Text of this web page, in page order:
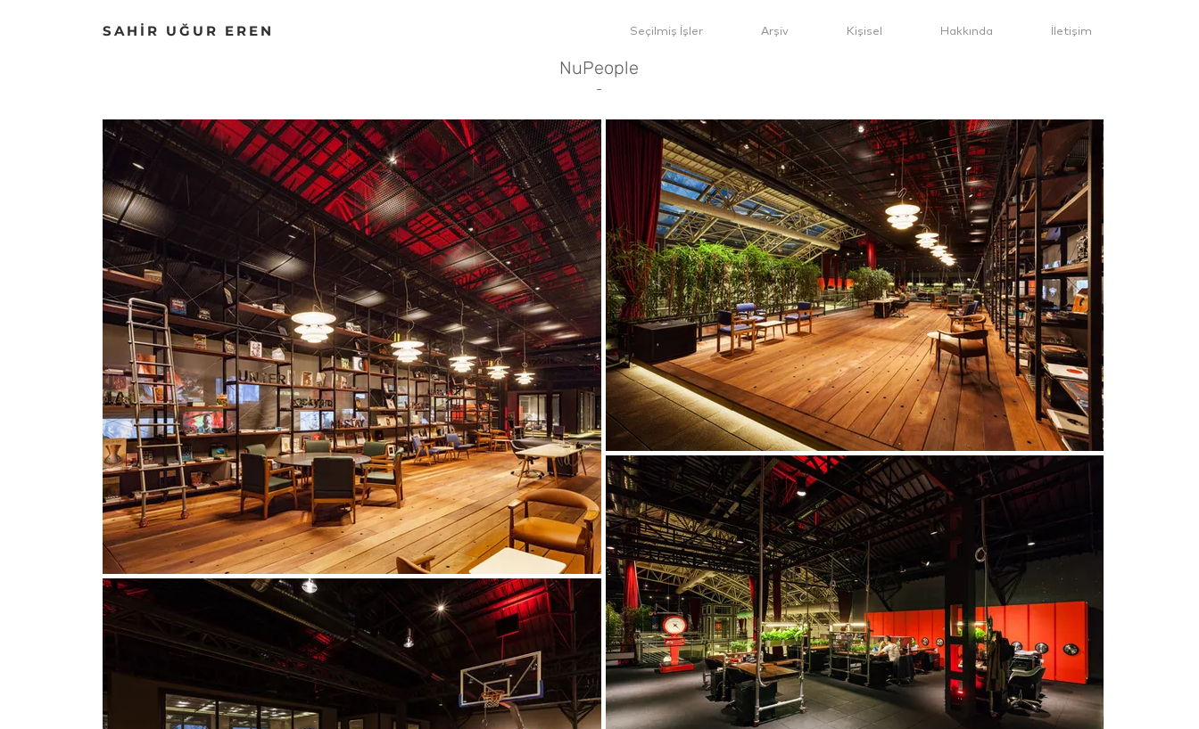
SAHİR UĞUR EREN Seçilmiş İşler Arşiv Kişisel Hakkında İletişim
-
NuPeople